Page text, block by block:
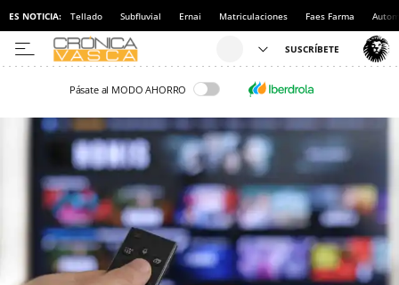
ES NOTICIA: Tellado Subfluvial Ernai Matriculaciones Faes Farma
Pásate al MODO AHORRO